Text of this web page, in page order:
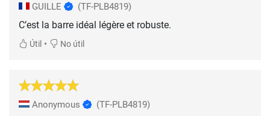
GUILLE (TF-PLB4819)
C’est la barre idéal légère et robuste.
Útil • No útil
Anonymous (TF-PLB4819)